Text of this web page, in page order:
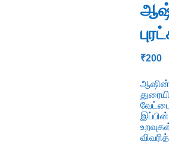
ஆஷ்
₹200
ஆஷின்